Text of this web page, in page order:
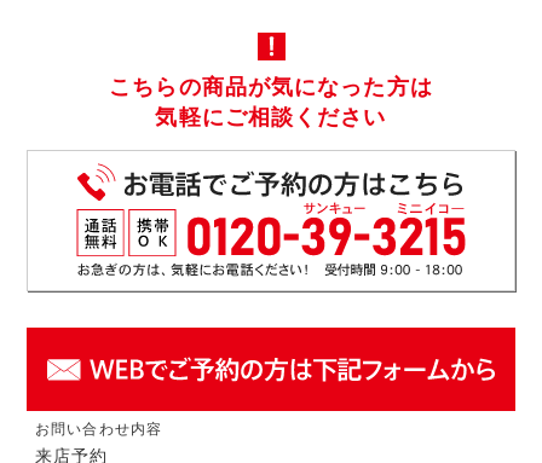
こちらの商品が気になった方は
気軽にご相談ください
お問い合わせ内容
来店予約